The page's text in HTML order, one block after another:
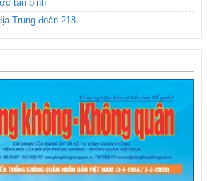
tân binh
Trung đoàn 218